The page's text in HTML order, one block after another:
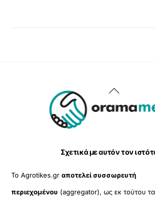
Back
To
Σχετικά με αυτόν τον
Το Agrotikes.grαποτελεί συσσωρευτή
περιεχομένου (aggregator), ως εκ τούτου